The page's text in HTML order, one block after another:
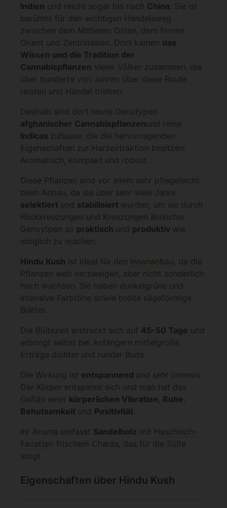
Indien und reicht sogar bis nach China . Sie ist
berühmt für den wichtigen Handelsweg
zwischen dem Mittleren Osten, dem fernen
Orient und Zentralasien. Dort kamen das
Wissen und die Tradition der
Cannabispflanzen vieler Völker zusammen, die
über hunderte von Jahren über diese Route
reisten und Handel trieben.
Deshalb sind dort heute Genotypen
afghanischer Cannabispflanzenund reine
Indicas zuhause, die die hervorragenden
Eigenschaften zur Harzextraktion besitzen:
Aromatisch, kompakt und robust.
Diese Pflanzen sind vor allem sehr pflegeleicht
beim Anbau, da sie über sehr viele Jahre
selektiert und stabilisiert wurden, um sie durch
Rückkreuzungen und Kreuzungen ähnlicher
Genoytpen so praktisch und produktiv wie
möglich zu machen.
Hindu Kush ist ideal für den Innenanbau , da die
Pflanzen weit verzweigen, aber nicht sonderlich
hoch wachsen. Sie haben dunkelgrüne und
intensive Farbtöne sowie breite sägeförmige
Blätter.
Die Blütezeit erstreckt sich auf 45-50 Tage und
erbringt selbst bei Anfängern mittelgroße
Erträge dichter und runder Buds.
Die Wirkung ist entspannend und sehr intensiv.
Der Körper entspannt sich und man hat das
Gefühl einer körperlichen Vibration Ruhe
Behutsamkeit und Positivität
Ihr Aroma umfasst Sandelholz mit Haschisch-
Facetten frischem Charas, das für die Süße
sorgt.
Eigenschaften über Hindu Kush